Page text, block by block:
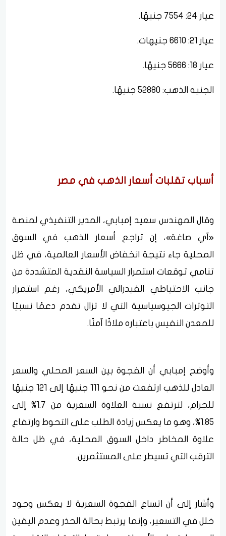
عيار 24: 7554 جنيهًا.
عيار 21: 6610 جنيهات.
عيار 18: 5666 جنيهًا.
الجنيه الذهب: 52880 جنيهًا.
أسباب تقلبات أسعار الذهب في مصر
وقال المهندس سعيد إمبابي، المدير التنفيذي لمنصة
«آي صاغة»، إن تراجع أسعار الذهب في السوق
المحلية جاء نتيجة انخفاض الأسعار العالمية، في ظل
تنامي توقعات استمرار السياسة النقدية المتشددة من
جانب الاحتياطي الفيدرالي الأمريكي، رغم استمرار
التوترات الجيوسياسية التي لا تزال تقدم دعمًا نسبيًا
للمعدن النفيس باعتباره ملاذًا آمنًا.
وأوضح إمبابي أن الفجوة بين السعر المحلي والسعر
العادل للذهب ارتفعت من نحو 111 جنيهًا إلى 121 جنيهًا
للجرام، لترتفع نسبة العلاوة السعرية من 1.7% إلى
1.85%، وهو ما يعكس زيادة الطلب على التحوط وارتفاع
علاوة المخاطر داخل السوق المحلية، في ظل حالة
الترقب التي تسيطر على المستثمرين.
وأشار إلى أن اتساع الفجوة السعرية لا يعكس وجود
خلل في التسعير، وإنما يرتبط بحالة الحذر وعدم اليقين